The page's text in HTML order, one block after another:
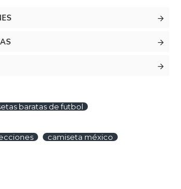
baratas de futbol
camiseta méxico